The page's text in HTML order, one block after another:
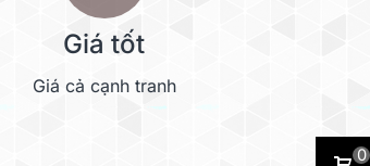
Giá tốt
Giá cả cạnh tranh
0